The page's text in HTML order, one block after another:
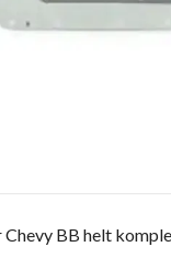
BB helt